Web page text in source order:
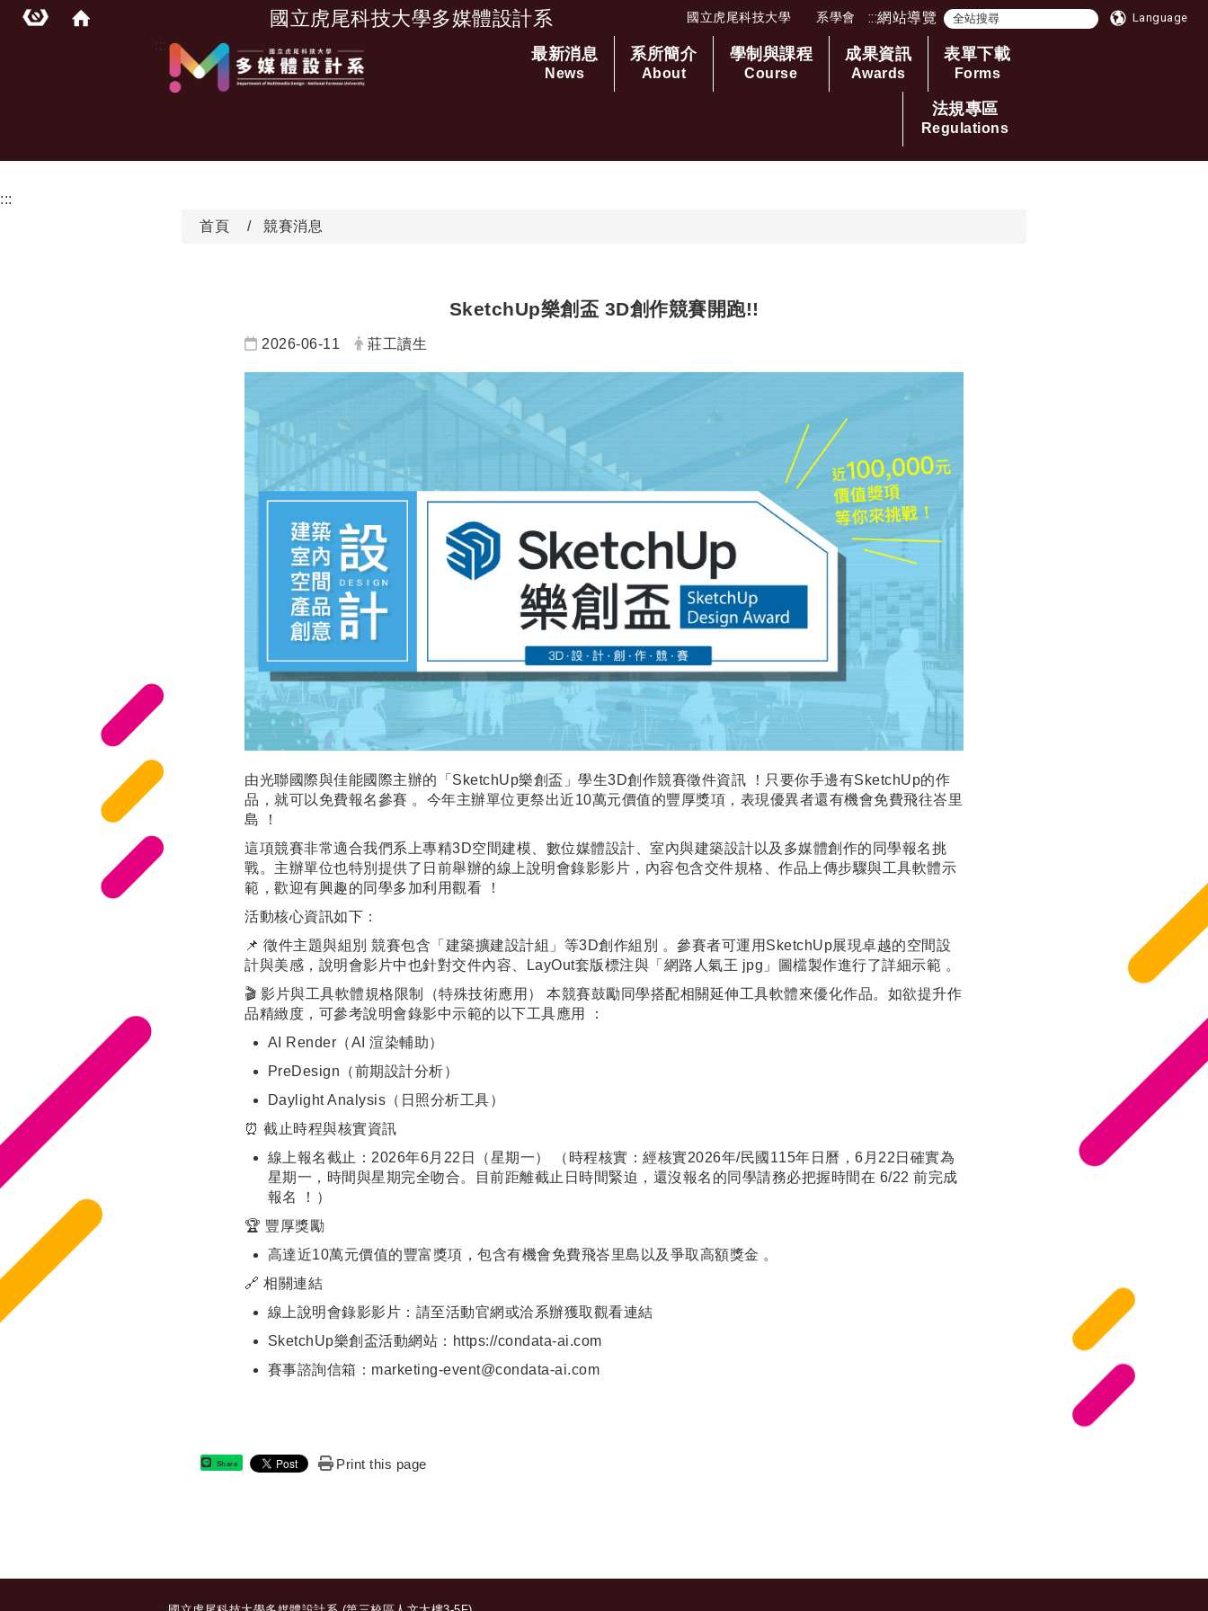
國立虎尾科技大學多媒體設計系 國立虎尾科技大學 系學會 :::網站導覽 Language
跳到主要內容
::: 最新消息
News
系所簡介
About
學制與課程
Course
成果資訊
Awards
表單下載
Forms
法規專區
Regulations
:::
首頁
競賽消息
SketchUp樂創盃 3D創作競賽開跑!!
日期：
2026-06-11 發布者：
莊工讀生
由光聯國際與佳能國際主辦的「SketchUp樂創盃」學生3D創作競賽徵件資訊 ！只要你手邊有SketchUp的作
品，就可以免費報名參賽 。今年主辦單位更祭出近10萬元價值的豐厚獎項，表現優異者還有機會免費飛往峇里
島 ！
這項競賽非常適合我們系上專精3D空間建模、數位媒體設計、室內與建築設計以及多媒體創作的同學報名挑
戰。主辦單位也特別提供了日前舉辦的線上說明會錄影影片，內容包含交件規格、作品上傳步驟與工具軟體示
範，歡迎有興趣的同學多加利用觀看 ！
活動核心資訊如下：
📌 徵件主題與組別 競賽包含「建築擴建設計組」等3D創作組別 。參賽者可運用SketchUp展現卓越的空間設
計與美感，說明會影片中也針對交件內容、LayOut套版標注與「網路人氣王 jpg」圖檔製作進行了詳細示範 。
🎬 影片與工具軟體規格限制（特殊技術應用） 本競賽鼓勵同學搭配相關延伸工具軟體來優化作品。如欲提升作
品精緻度，可參考說明會錄影中示範的以下工具應用 ：
AI Render（AI 渲染輔助）
PreDesign（前期設計分析）
Daylight Analysis（日照分析工具）
⏰ 截止時程與核實資訊
線上報名截止：2026年6月22日（星期一） （時程核實：經核實2026年/民國115年日曆，6月22日確實為
星期一，時間與星期完全吻合。目前距離截止日時間緊迫，還沒報名的同學請務必把握時間在 6/22 前完成
報名 ！）
🏆 豐厚獎勵
高達近10萬元價值的豐富獎項，包含有機會免費飛峇里島以及爭取高額獎金 。
🔗 相關連結
線上說明會錄影影片：請至活動官網或洽系辦獲取觀看連結
SketchUp樂創盃活動網站： https://condata-ai.com
賽事諮詢信箱：marketing-event@condata-ai.com
Share Print this page